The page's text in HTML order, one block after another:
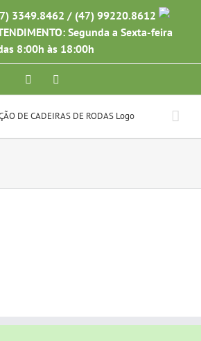
3349.8462 / (47) 99220.8612
Segunda a Sexta-feira
8:00h às 18:00h
Facebook